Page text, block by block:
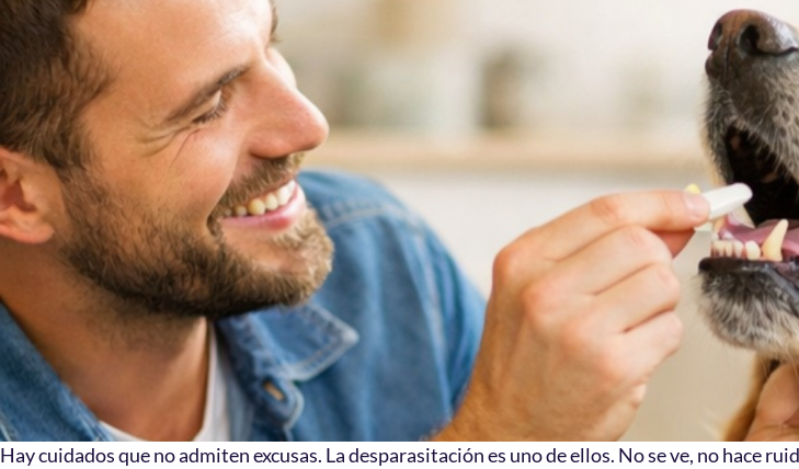
Hay cuidados que no admiten excusas. La desparasitación es uno de ellos. No se ve, no hace